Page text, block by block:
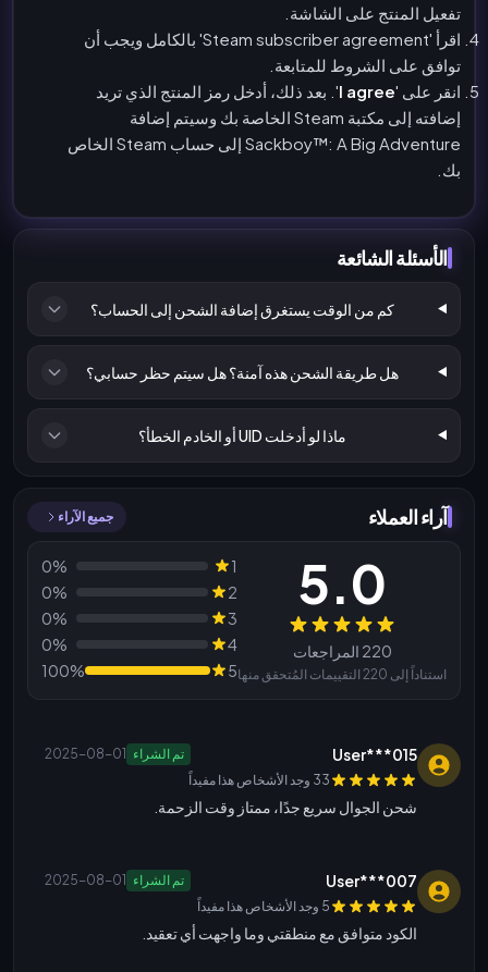
تفعيل المنتج على الشاشة.
اقرأ 'Steam subscriber agreement' بالكامل ويجب أن
توافق على الشروط للمتابعة.
انقر على 'I agree'. بعد ذلك، أدخل رمز المنتج الذي تريد
إضافته إلى مكتبة Steam الخاصة بك وسيتم إضافة
Sackboy™: A Big Adventure إلى حساب Steam الخاص
بك.
الأسئلة الشائعة
كم من الوقت يستغرق إضافة الشحن إلى الحساب؟
هل طريقة الشحن هذه آمنة؟ هل سيتم حظر حسابي؟
ماذا لو أدخلت UID أو الخادم الخطأ؟
آراء العملاء جميع الآراء
المراجعات
5.0
220 المراجعات
استناداً إلى 220 التقييمات المُتحقق منها
1
0%
2
0%
3
0%
4
0%
5
100%
User***015 تم الشراء 2025-08-01
33 وجد الأشخاص هذا مفيداً
شحن الجوال سريع جدًا، ممتاز وقت الزحمة.
User***007 تم الشراء 2025-08-01
5 وجد الأشخاص هذا مفيداً
الكود متوافق مع منطقتي وما واجهت أي تعقيد.